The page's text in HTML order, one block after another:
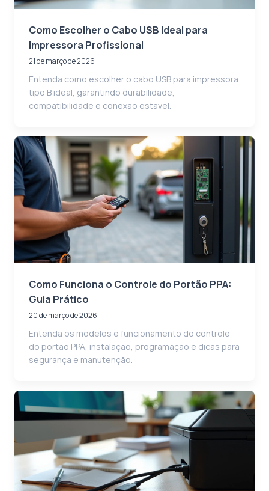
Como Escolher o Cabo USB Ideal para
Impressora Profissional
21 de março de 2026
Entenda como escolher o cabo USB para impressora
tipo B ideal, garantindo durabilidade,
compatibilidade e conexão estável.
Como Funciona o Controle do Portão PPA:
Guia Prático
20 de março de 2026
Entenda os modelos e funcionamento do controle
do portão PPA, instalação, programação e dicas para
segurança e manutenção.